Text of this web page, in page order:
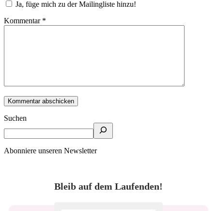
Ja, füge mich zu der Mailingliste hinzu!
Kommentar *
Suchen
Abonniere unseren Newsletter
Bleib auf dem Laufenden!